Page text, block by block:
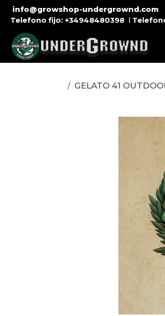
info@growshop-undergrownd.com
Telefono fijo: +34948480398
GELATO 41